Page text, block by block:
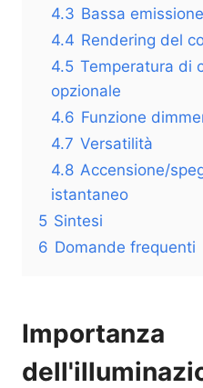
4.3 Bassa
4.4 Rendering del
4.5 Temperatura di
opzionale
4.6 Funzione
4.7 Versatilità
4.8 Accensione/
istantaneo
5 Sintesi
6 Domande frequenti
Importanza